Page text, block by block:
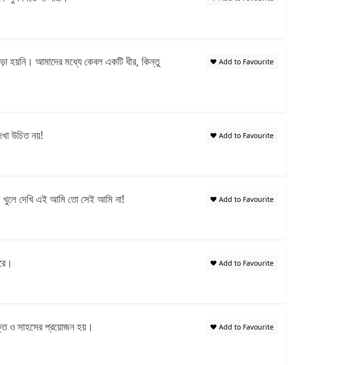
হয়নি। আমাদের মধ্যে কেবল একটি ধীর, কিন্তু
❤️ Add to Favourite
উচিত নয়! ❤️ Add to Favourite
দেখি এই আমি তো সেই আমি না! ❤️ Add to Favourite
❤️ Add to Favourite
ও সাহসের প্রয়োজন হয়। ❤️ Add to Favourite